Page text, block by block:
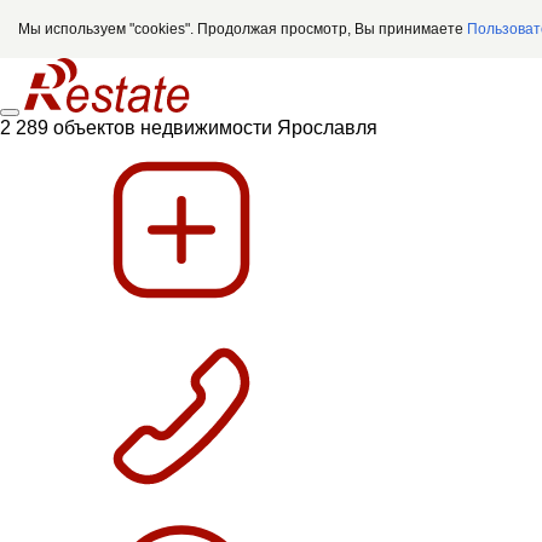
Мы используем "cookies". Продолжая просмотр, Вы принимаете
2 289 объектов недвижимости Ярославля